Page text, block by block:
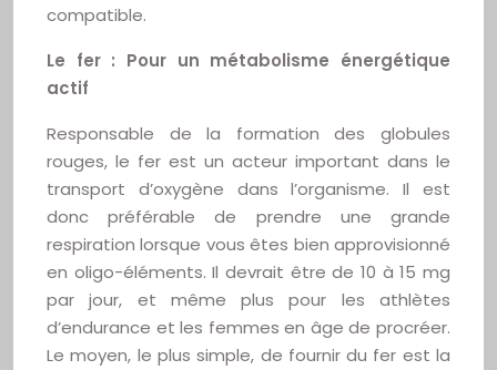
compatible.
Le fer : Pour un métabolisme énergétique
actif
Responsable de la formation des globules
rouges, le fer est un acteur important dans le
transport d’oxygène dans l’organisme. Il est
donc préférable de prendre une grande
respiration lorsque vous êtes bien approvisionné
en oligo-éléments. Il devrait être de 10 à 15 mg
par jour, et même plus pour les athlètes
d’endurance et les femmes en âge de procréer.
Le moyen, le plus simple, de fournir du fer est la